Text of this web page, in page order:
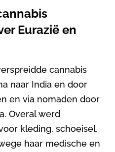
Eurazië en
cannabis
naar India en door
en via nomaden door
Overal werd
kleding, schoeisel,
haar medische en